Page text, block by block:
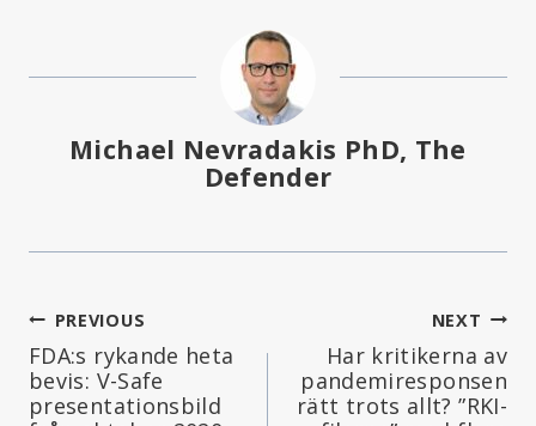
Michael Nevradakis PhD, The
Defender
Inläggsnavigering
PREVIOUS
FDA:s rykande heta
bevis: V-Safe
presentationsbild
NEXT
Har kritikerna av
pandemiresponsen
rätt trots allt? ”RKI-